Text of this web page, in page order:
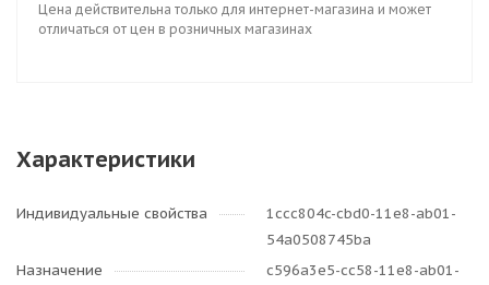
Цена действительна только для интернет-магазина и может
отличаться от цен в розничных магазинах
Характеристики
Индивидуальные свойства
1ccc804c-cbd0-11e8-ab01-
54a0508745ba
Назначение
c596a3e5-cc58-11e8-ab01-